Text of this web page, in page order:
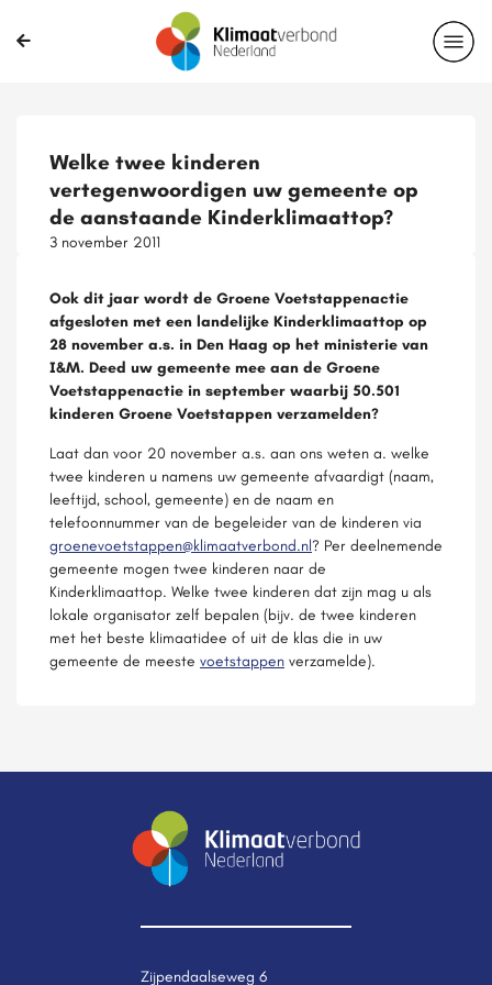
Welke twee kinderen
vertegenwoordigen uw gemeente op
de aanstaande Kinderklimaattop?
3 november 2011
Ook dit jaar wordt de Groene Voetstappenactie
afgesloten met een landelijke Kinderklimaattop op
28 november a.s. in Den Haag op het ministerie van
I&M. Deed uw gemeente mee aan de Groene
Voetstappenactie in september waarbij 50.501
kinderen Groene Voetstappen verzamelden?
Laat dan voor 20 november a.s. aan ons weten a. welke
twee kinderen u namens uw gemeente afvaardigt (naam,
leeftijd, school, gemeente) en de naam en
telefoonnummer van de begeleider van de kinderen via
groenevoetstappen@klimaatverbond.nl? Per deelnemende
gemeente mogen twee kinderen naar de
Kinderklimaattop. Welke twee kinderen dat zijn mag u als
lokale organisator zelf bepalen (bijv. de twee kinderen
met het beste klimaatidee of uit de klas die in uw
gemeente de meeste voetstappen verzamelde).
Zijpendaalseweg 6